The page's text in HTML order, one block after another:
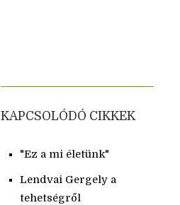
KAPCSOLÓDÓ CIKKEK
"Ez a mi életünk"
Lendvai Gergely a
tehetségről